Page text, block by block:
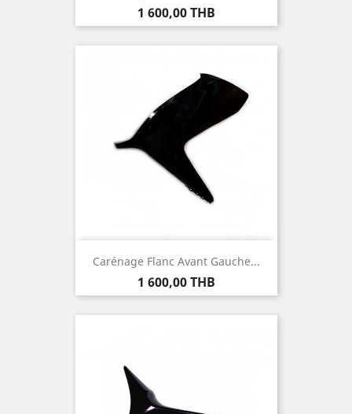
Prix
1 600,00 THB
Carénage Flanc Avant Gauche...
Prix
1 600,00 THB